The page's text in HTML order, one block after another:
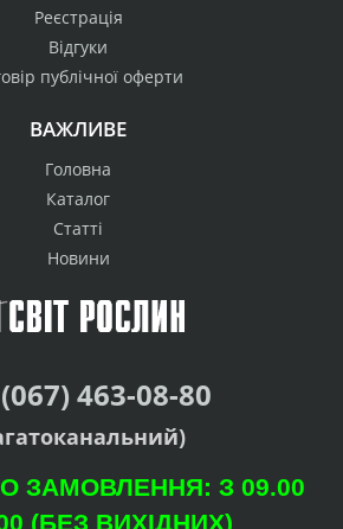
Реєстрація
Відгуки
публічної оферти
ВАЖЛИВЕ
Головна
Каталог
Статті
Новини
463-08-80
ЗАМОВЛЕННЯ: З 09.00
(БЕЗ ВИХІДНИХ)